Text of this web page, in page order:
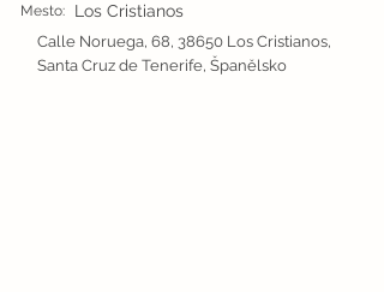
Mesto:
Los Cristianos
Calle Noruega, 68, 38650 Los Cristianos,
Santa Cruz de Tenerife, Španělsko